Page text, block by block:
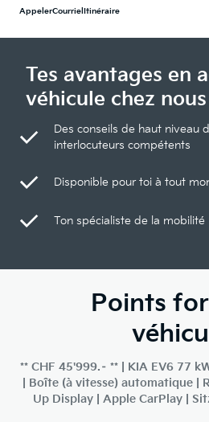
AppelerCourriel Itinéraire
Tes avantages en
véhicule chez nous
Des conseils de haut niveau
interlocuteurs compétents
Disponible pour toi à tout
Ton spécialiste de la mobilité
Points
** CHF 45'999.– ** | KIA EV6 77
| Boîte (à vitesse) automatique |
Up Display | Apple CarPlay |